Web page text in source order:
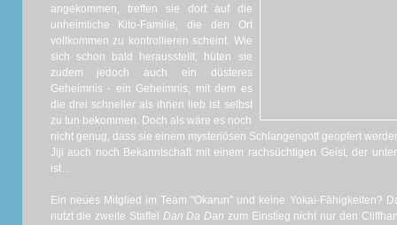
angekommen, treffen sie dort auf die
unheimliche Kito-Familie, die den Ort
vollkommen zu kontrollieren scheint. Wie
sich schon bald herausstellt, hüten sie
zudem jedoch auch ein düsteres
Geheimnis - ein Geheimnis, mit dem es
die drei schneller als ihnen lieb ist selbst
zu tun bekommen. Doch als wäre es noch
nicht genug, dass sie einem mysteriösen Schlangengott geopfert
Jiji auch noch Bekanntschaft mit einem rachsüchtigen Geist, der
ist...
Ein neues Mitglied im Team "Okarun" und keine Yokai-Fähigkeiten?
nutzt die zweite Staffel Dan Da Dan zum Einstieg nicht nur den